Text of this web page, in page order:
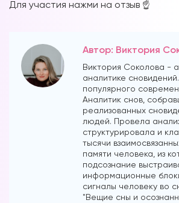
Для участия нажми на отзыв ☝️
Автор: Виктория
Виктория Соколова -
аналитике
популярного
Аналитик снов,
реализованных
людей. Провела
структурировала и
тысячи
памяти человека, из
подсознание
информационные
сигналы человеку во
"Вещие сны и
Вы можете получать
снах (проверено более
участниками)
Мы разработали систему
помощью которой можно
информацию во снах с
Скачайте приложение,
доступ: